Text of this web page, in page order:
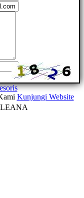
Kunjungi Website